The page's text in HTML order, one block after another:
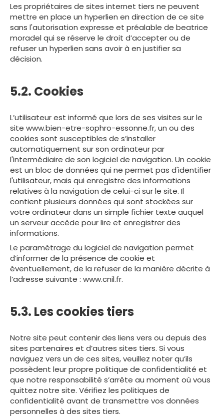
Les propriétaires de sites internet tiers ne peuvent
mettre en place un hyperlien en direction de ce site
sans l'autorisation expresse et préalable de beatrice
moradel qui se réserve le droit d’accepter ou de
refuser un hyperlien sans avoir à en justifier sa
décision.
5.2. Cookies
L’utilisateur est informé que lors de ses visites sur le
site www.bien-etre-sophro-essonne.fr, un ou des
cookies sont susceptibles de s’installer
automatiquement sur son ordinateur par
l'intermédiaire de son logiciel de navigation. Un cookie
est un bloc de données qui ne permet pas d'identifier
l'utilisateur, mais qui enregistre des informations
relatives à la navigation de celui-ci sur le site. Il
contient plusieurs données qui sont stockées sur
votre ordinateur dans un simple fichier texte auquel
un serveur accède pour lire et enregistrer des
informations.
Le paramétrage du logiciel de navigation permet
d’informer de la présence de cookie et
éventuellement, de la refuser de la manière décrite à
l’adresse suivante : www.cnil.fr.
5.3. Les cookies tiers
Notre site peut contenir des liens vers ou depuis des
sites partenaires et d’autres sites tiers. Si vous
naviguez vers un de ces sites, veuillez noter qu’ils
possèdent leur propre politique de confidentialité et
que notre responsabilité s’arrête au moment où vous
quittez notre site. Vérifiez les politiques de
confidentialité avant de transmettre vos données
personnelles à des sites tiers.